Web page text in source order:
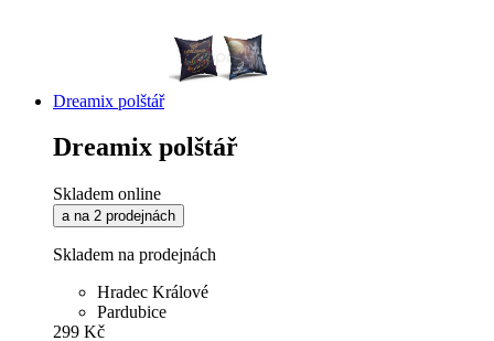
Dreamix polštář
Dreamix polštář
Skladem online
a na 2 prodejnách
Skladem na prodejnách
Hradec Králové
Pardubice
299 Kč